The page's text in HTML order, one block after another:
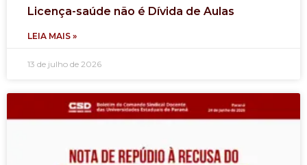
Licença-saúde não é Dívida de Aulas
LEIA MAIS »
13 de julho de 2026